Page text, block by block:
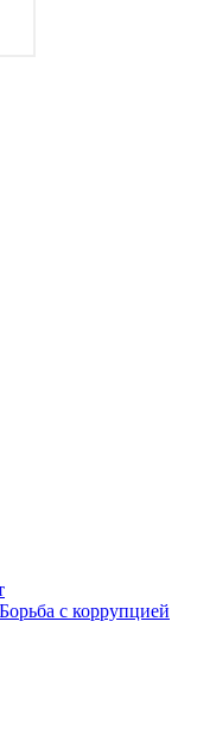
Борьба с коррупцией